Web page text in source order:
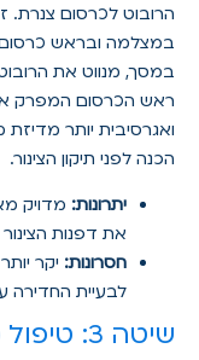
הרובוט לכרסום
במצלמה ובראש
במסך, מנווט את
ראש הכרסום המפרק
ואגרסיבית יותר
הכנה לפני תיקון הצינור.
יתרונות: מדויק
את דפנות הצינור
חסרונות: יקר
לבעיית החדירה
שיטה 3: טיפול כימי (פחות מומלץ)